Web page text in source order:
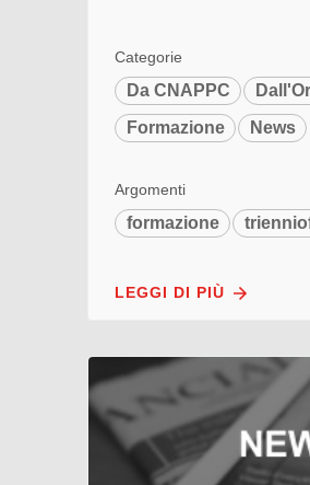
Categorie
Da CNAPPC
Formazione
News
Argomenti
formazione
LEGGI DI PIÙ